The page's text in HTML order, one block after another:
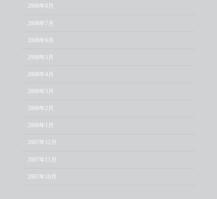
2008年8月
2008年7月
2008年6月
2008年5月
2008年4月
2008年3月
2008年2月
2008年1月
2007年12月
2007年11月
2007年10月